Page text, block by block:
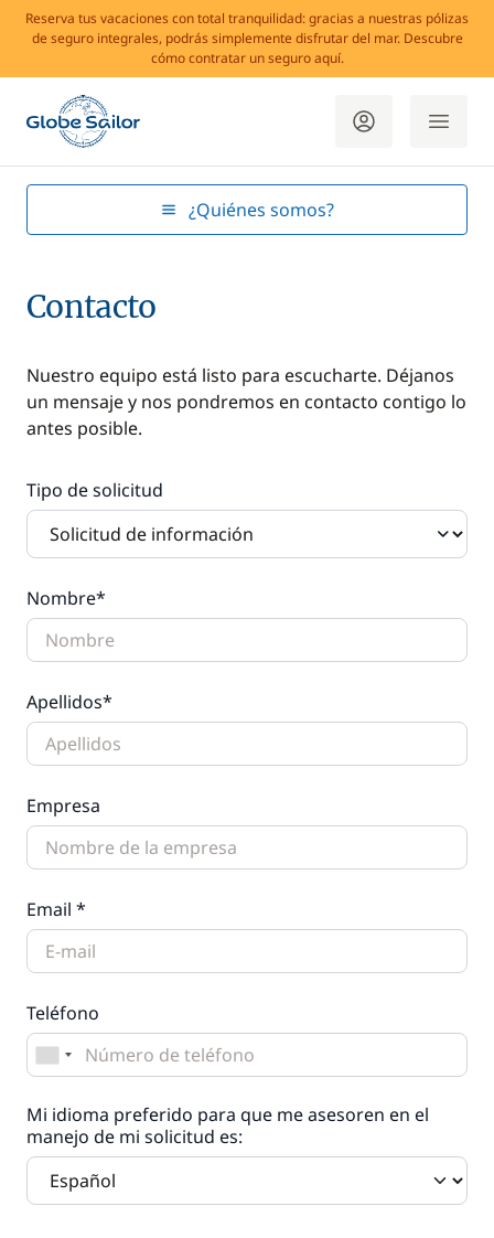
Reserva tus vacaciones con total tranquilidad: gracias a nuestras pólizas
de seguro integrales, podrás simplemente disfrutar del mar. Descubre
cómo contratar un seguro aquí.
¿Quiénes somos?
Contacto
Nuestro equipo está listo para escucharte. Déjanos
un mensaje y nos pondremos en contacto contigo lo
antes posible.
Tipo de solicitud
Nombre*
Apellidos*
Empresa
Email *
Teléfono
Mi idioma preferido para que me asesoren en el
manejo de mi solicitud es: